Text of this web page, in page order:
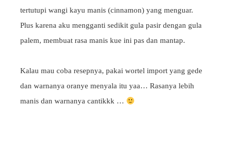
tertutupi wangi kayu manis (cinnamon) yang menguar.
Plus karena aku mengganti sedikit gula pasir dengan gula
palem, membuat rasa manis kue ini pas dan mantap.
Kalau mau coba resepnya, pakai wortel import yang gede
dan warnanya oranye menyala itu yaa… Rasanya lebih
manis dan warnanya cantikkk …